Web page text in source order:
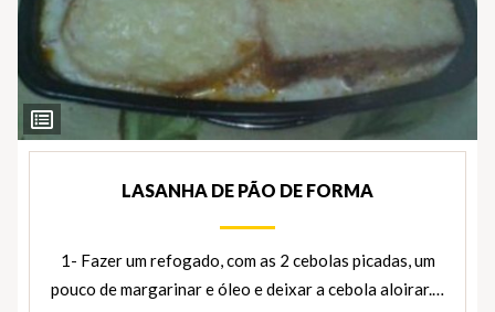
Ver
Ingredientes
LASANHA DE PÃO DE FORMA
1- Fazer um refogado, com as 2 cebolas picadas, um
pouco de margarinar e óleo e deixar a cebola aloirar.…